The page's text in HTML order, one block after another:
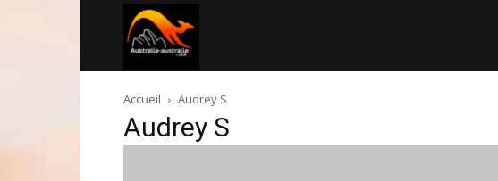
australie.com
Accueil Audrey S
Audrey S